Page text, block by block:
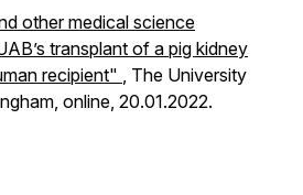
other medical science
transplant of a pig kidney
recipient" , The University
online, 20.01.2022.